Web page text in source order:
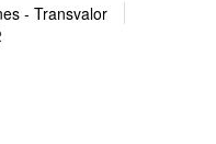
- Transvalor